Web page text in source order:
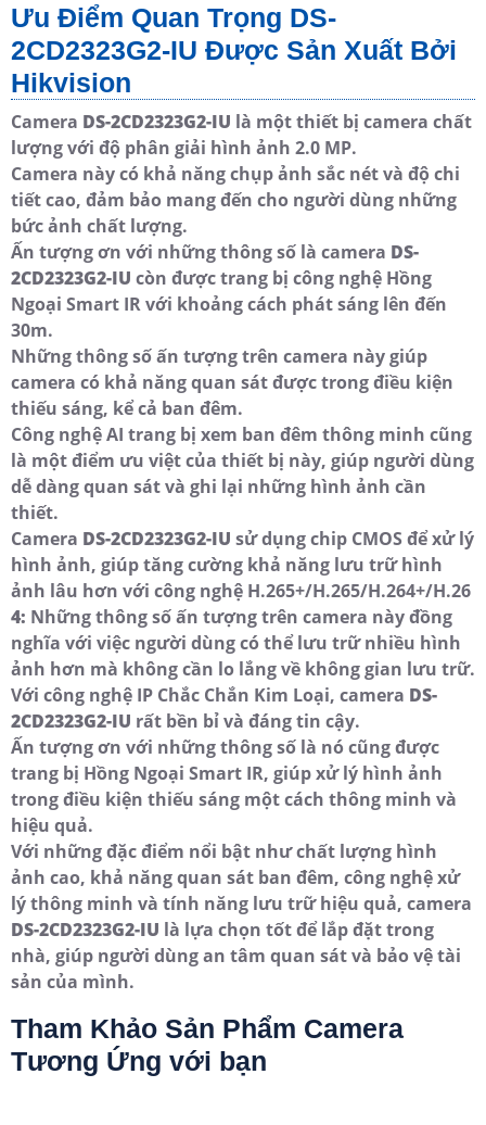
Ưu Điểm Quan Trọng DS-
2CD2323G2-IU Được Sản Xuất Bởi
Hikvision
Camera DS-2CD2323G2-IU là một thiết bị camera chất
lượng với độ phân giải hình ảnh 2.0 MP.
Camera này có khả năng chụp ảnh sắc nét và độ chi
tiết cao, đảm bảo mang đến cho người dùng những
bức ảnh chất lượng.
Ấn tượng ơn với những thông số là camera DS-
2CD2323G2-IU còn được trang bị công nghệ Hồng
Ngoại Smart IR với khoảng cách phát sáng lên đến
30m.
Những thông số ấn tượng trên camera này giúp
camera có khả năng quan sát được trong điều kiện
thiếu sáng, kể cả ban đêm.
Công nghệ AI trang bị xem ban đêm thông minh cũng
là một điểm ưu việt của thiết bị này, giúp người dùng
dễ dàng quan sát và ghi lại những hình ảnh cần
thiết.
Camera DS-2CD2323G2-IU sử dụng chip CMOS để xử lý
hình ảnh, giúp tăng cường khả năng lưu trữ hình
ảnh lâu hơn với công nghệ H.265+/H.265/H.264+/H.26
4: Những thông số ấn tượng trên camera này đồng
nghĩa với việc người dùng có thể lưu trữ nhiều hình
ảnh hơn mà không cần lo lắng về không gian lưu trữ.
Với công nghệ IP Chắc Chắn Kim Loại, camera DS-
2CD2323G2-IU rất bền bỉ và đáng tin cậy.
Ấn tượng ơn với những thông số là nó cũng được
trang bị Hồng Ngoại Smart IR, giúp xử lý hình ảnh
trong điều kiện thiếu sáng một cách thông minh và
hiệu quả.
Với những đặc điểm nổi bật như chất lượng hình
ảnh cao, khả năng quan sát ban đêm, công nghệ xử
lý thông minh và tính năng lưu trữ hiệu quả, camera
DS-2CD2323G2-IU là lựa chọn tốt để lắp đặt trong
nhà, giúp người dùng an tâm quan sát và bảo vệ tài
sản của mình.
Tham Khảo Sản Phẩm Camera
Tương Ứng với bạn